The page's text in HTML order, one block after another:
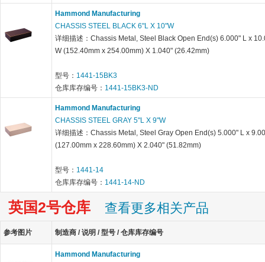
Hammond Manufacturing
CHASSIS STEEL BLACK 6"L X 10"W
详细描述：Chassis Metal, Steel Black Open End(s) 6.000" L x
W (152.40mm x 254.00mm) X 1.040" (26.42mm)
型号： 1441-15BK3
仓库库存编号： 1441-15BK3-ND
Hammond Manufacturing
CHASSIS STEEL GRAY 5"L X 9"W
详细描述：Chassis Metal, Steel Gray Open End(s) 5.000" L x
(127.00mm x 228.60mm) X 2.040" (51.82mm)
型号： 1441-14
仓库库存编号： 1441-14-ND
英国2号仓库 查看更多相关产品
参考图片 制造商 / 说明 / 型号 / 仓库库存编号
Hammond Manufacturing